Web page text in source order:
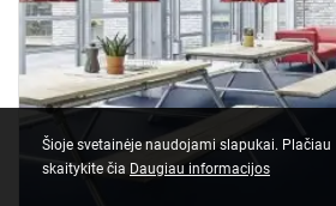
Šioje svetainėje naudojami slapukai. Plačiau
skaitykite čia Daugiau informacijos